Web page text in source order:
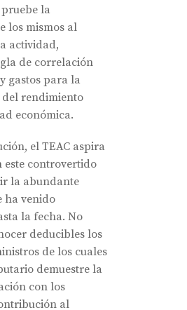
la
los mismos al
actividad,
de correlación
gastos para la
rendimiento
económica.
el TEAC aspira
este controvertido
la abundante
ha venido
la fecha. No
deducibles los
de los cuales
demuestre la
con los
al